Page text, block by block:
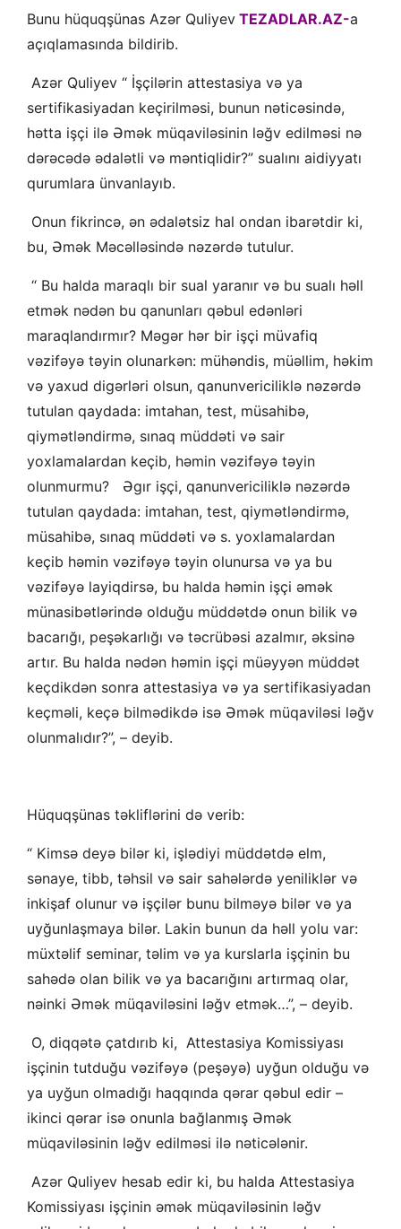
Bunu hüquqşünas Azər Quliyev TEZADLAR.AZ-a
açıqlamasında bildirib.
Azər Quliyev “ İşçilərin attestasiya və ya
sertifikasiyadan keçirilməsi, bunun nəticəsində,
hətta işçi ilə Əmək müqaviləsinin ləğv edilməsi nə
dərəcədə ədalətli və məntiqlidir?” sualını aidiyyatı
qurumlara ünvanlayıb.
Onun fikrincə, ən ədalətsiz hal ondan ibarətdir ki,
bu, Əmək Məcəlləsində nəzərdə tutulur.
“ Bu halda maraqlı bir sual yaranır və bu sualı həll
etmək nədən bu qanunları qəbul edənləri
maraqlandırmır? Məgər hər bir işçi müvafiq
vəzifəyə təyin olunarkən: mühəndis, müəllim, həkim
və yaxud digərləri olsun, qanunvericiliklə nəzərdə
tutulan qaydada: imtahan, test, müsahibə,
qiymətləndirmə, sınaq müddəti və sair
yoxlamalardan keçib, həmin vəzifəyə təyin
olunmurmu? Əgır işçi, qanunvericiliklə nəzərdə
tutulan qaydada: imtahan, test, qiymətləndirmə,
müsahibə, sınaq müddəti və s. yoxlamalardan
keçib həmin vəzifəyə təyin olunursa və ya bu
vəzifəyə layiqdirsə, bu halda həmin işçi əmək
münasibətlərində olduğu müddətdə onun bilik və
bacarığı, peşəkarlığı və təcrübəsi azalmır, əksinə
artır. Bu halda nədən həmin işçi müəyyən müddət
keçdikdən sonra attestasiya və ya sertifikasiyadan
keçməli, keçə bilmədikdə isə Əmək müqaviləsi ləğv
olunmalıdır?”, – deyib.
Hüquqşünas təkliflərini də verib:
“ Kimsə deyə bilər ki, işlədiyi müddətdə elm,
sənaye, tibb, təhsil və sair sahələrdə yeniliklər və
inkişaf olunur və işçilər bunu bilməyə bilər və ya
uyğunlaşmaya bilər. Lakin bunun da həll yolu var:
müxtəlif seminar, təlim və ya kurslarla işçinin bu
sahədə olan bilik və ya bacarığını artırmaq olar,
nəinki Əmək müqaviləsini ləğv etmək…”, – deyib.
O, diqqətə çatdırıb ki, Attestasiya Komissiyası
işçinin tutduğu vəzifəyə (peşəyə) uyğun olduğu və
ya uyğun olmadığı haqqında qərar qəbul edir –
ikinci qərar isə onunla bağlanmış Əmək
müqaviləsinin ləğv edilməsi ilə nəticələnir.
Azər Quliyev hesab edir ki, bu halda Attestasiya
Komissiyası işçinin əmək müqaviləsinin ləğv